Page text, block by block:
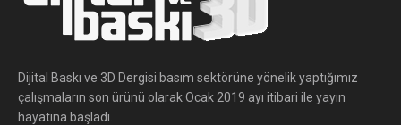
Dijital Baskı ve 3D Dergisi basım sektörüne yönelik yaptığımız
çalışmaların son ürünü olarak Ocak 2019 ayı itibari ile yayın
hayatına başladı.